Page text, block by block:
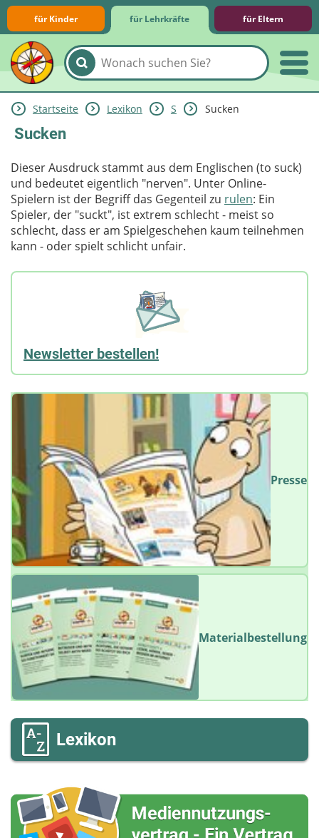
für Kinder für Lehrkräfte für Eltern
Lernmodule
Unterrichts­materialien
Internet-ABC-Schule
Praxishilfen
Aktuelles
Startseite Lexikon S Sucken
Sucken
Dieser Ausdruck stammt aus dem Englischen (to suck)
und bedeutet eigentlich "nerven". Unter Online-
Spielern ist der Begriff das Gegenteil zu rulen: Ein
Spieler, der "suckt", ist extrem schlecht - meist so
schlecht, dass er am Spielgeschehen kaum teilnehmen
kann - oder spielt schlicht unfair.
Newsletter bestellen!
Presse
Materialbestellung
Lexikon